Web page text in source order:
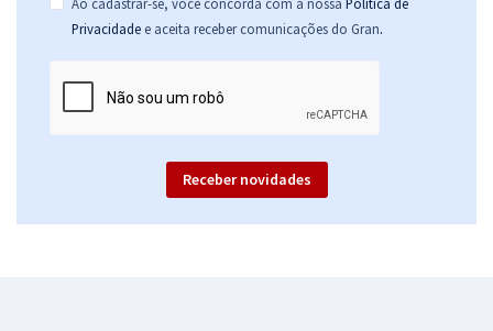
Analista Legislativo - Planejamento e Orçamento (Pós-Edital)
R$ 632,64à vista
R$52,72
Economize R$ 158,16 (-20%)
Privacidade e aceita receber comunicações do Gran.
Receber novidades